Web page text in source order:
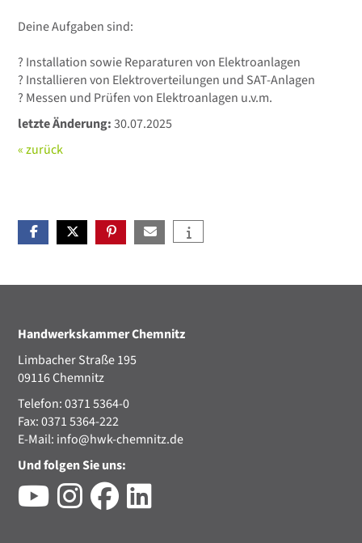
Deine Aufgaben sind:
? Installation sowie Reparaturen von Elektroanlagen
? Installieren von Elektroverteilungen und SAT-Anlagen
? Messen und Prüfen von Elektroanlagen u.v.m.
letzte Änderung:30.07.2025
« zurück
Handwerkskammer Chemnitz
Limbacher Straße 195
09116 Chemnitz
Telefon: 0371 5364-0
Fax: 0371 5364-222
E-Mail: info@hwk-chemnitz.de
Und folgen Sie uns: